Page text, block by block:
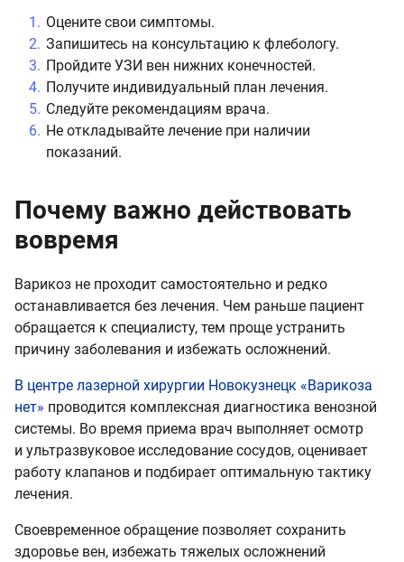
Оцените свои симптомы.
Запишитесь на консультацию к флебологу.
Пройдите УЗИ вен нижних конечностей.
Получите индивидуальный план лечения.
Следуйте рекомендациям врача.
Не откладывайте лечение при наличии
показаний.
Почему важно действовать
вовремя
Варикоз не проходит самостоятельно и редко
останавливается без лечения. Чем раньше пациент
обращается к специалисту, тем проще устранить
причину заболевания и избежать осложнений.
В центре лазерной хирургии Новокузнецк «Варикоза
нет» проводится комплексная диагностика венозной
системы. Во время приема врач выполняет осмотр
и ультразвуковое исследование сосудов, оценивает
работу клапанов и подбирает оптимальную тактику
лечения.
Своевременное обращение позволяет сохранить
здоровье вен, избежать тяжелых осложнений